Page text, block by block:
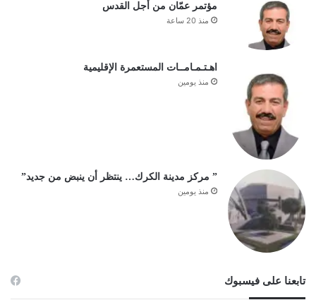
مؤتمر عمّان من أجل القدس
منذ 20 ساعة
اهـتـمـامــات المستعمرة الإقليمية
منذ يومين
” مركز مدينة الكرك… ينتظر أن ينبض من جديد”
منذ يومين
تابعنا على فيسبوك